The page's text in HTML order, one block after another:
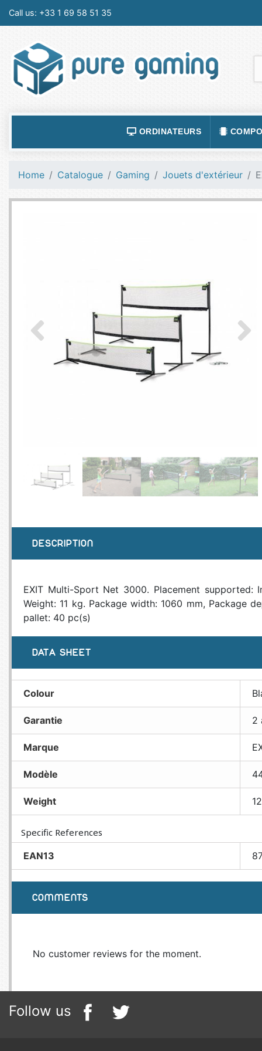
Call us: +33 1 69 58 51 35
ORDINATEURS
ACCESSOIRES ORDINATEURS
BAGAGERIE
Home Catalogue Gaming Jouets d'extérieur
DESCRIPTION
EXIT Multi-Sport Net 3000. Placement
Weight: 11 kg. Package width: 1060 mm, Package
pallet: 40 pc(s)
DATA SHEET
Colour
Garantie 2
Marque
Modèle
Weight 12
Specific References
EAN13
COMMENTS
No customer reviews for the moment.
Follow us